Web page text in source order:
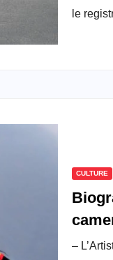
le
CULTURE
–